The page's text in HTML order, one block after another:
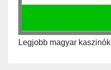
Legjobb magyar kaszinók